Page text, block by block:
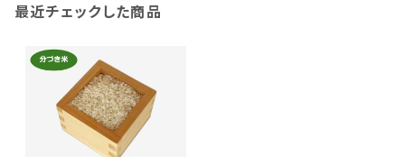
最近チェックした商品